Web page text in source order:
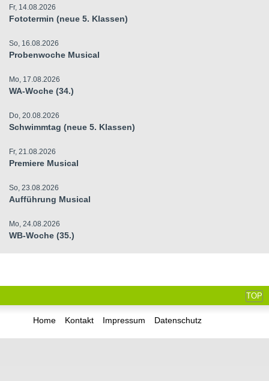
Fr, 14.08.2026
Fototermin (neue 5. Klassen)
So, 16.08.2026
Probenwoche Musical
Mo, 17.08.2026
WA-Woche (34.)
Do, 20.08.2026
Schwimmtag (neue 5. Klassen)
Fr, 21.08.2026
Premiere Musical
So, 23.08.2026
Aufführung Musical
Mo, 24.08.2026
WB-Woche (35.)
TOP
Home Kontakt Impressum Datenschutz